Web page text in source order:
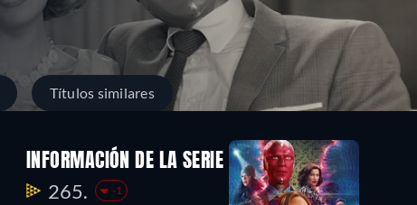
Títulos similares
INFORMACIÓN DE LA SERIE
265. -1